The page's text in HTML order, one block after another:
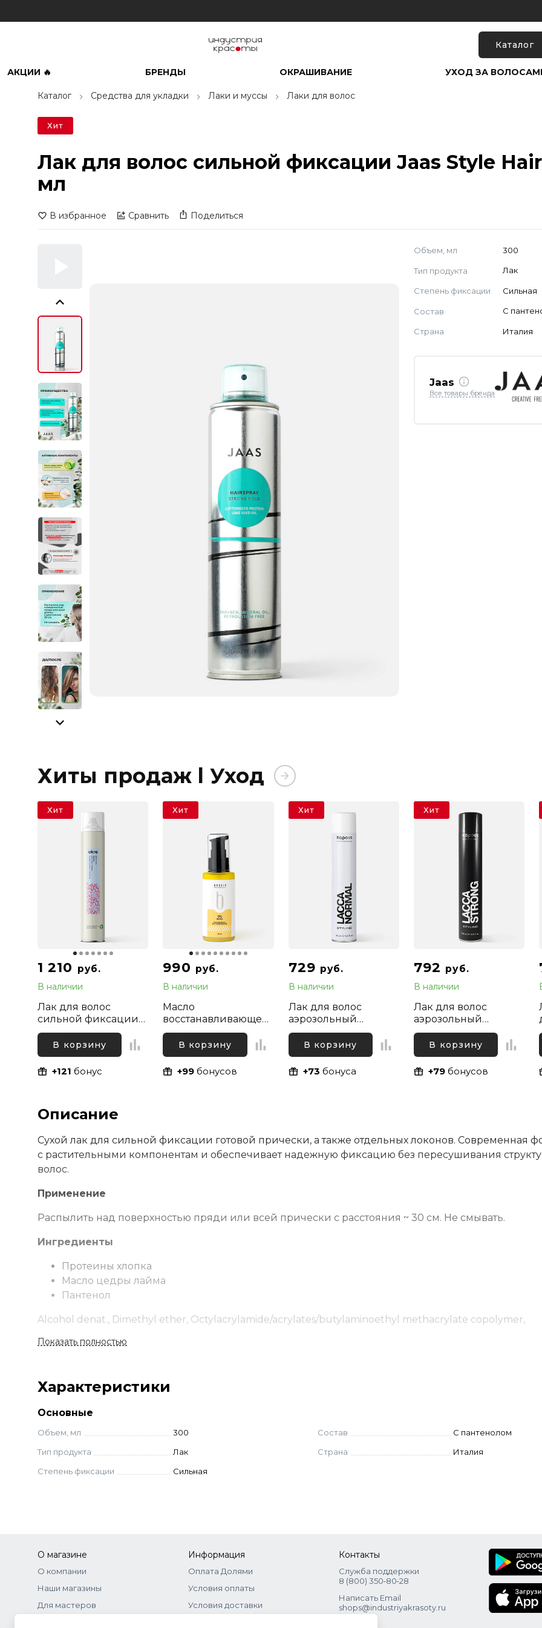
Каталог
АКЦИИ 🔥 БРЕНДЫ ОКРАШИВАНИЕ УХОД ЗА
Каталог Средства для укладки Лаки и муссы Лаки для волос
Хит
Лак для волос сильной фиксации Jaas Style
мл
В избранное Сравнить Поделиться
Объем, мл 300
Тип продукта Лак
Степень фиксации Сильная
Состав C
Страна Италия
Jaas
Все товары бренда
Хиты продаж l Уход
1 210 руб.
В наличии
Лак для волос
сильной фиксации
Ekre Project Extra
Strong Fix Elysium,
500 мл
В корзину
+121 бонус
Хит
990 руб.
В наличии
Масло
восстанавливающее
для сухих и
поврежденных волос
Bravia Oil Hair Repair,
50 мл
В корзину
+99 бонусов
Хит
729 руб.
В наличии
Лак для волос
аэрозольный
нормальной
фиксации Kapous
Professional, 500 мл
В корзину
+73 бонуса
Хит
792 руб.
В наличии
Лак для волос
аэрозольный
сильной фиксации
Kapous Professional,
500 мл
В корзину
+79бонусов
Хит
Описание
Сухой лак для сильной фиксации готовой прически, а также отдельных локонов. Современная
с растительными компонентам и обеспечивает надежную фиксацию без пересушивания
волос.
Применение
Распылить над поверхностью пряди или всей прически с расстояния ~ 30 см. Не смывать.
Ингредиенты
Протеины хлопка
Масло цедры лайма
Пантенол
Alcohol denat., Dimethyl ether, Octylacrylamide/acrylates/butylaminoethyl methacrylate copolymer,
Citrus aurantifolia (Lime) seed oil, Hydrolyzed cottonseed protein, Aqua [Water]
Показать полностью
Характеристики
Основные
Объем, мл
300
Тип продукта
Лак
Степень фиксации
Сильная
Состав
C пантенолом
Страна
Италия
О магазине
О компании
Наши магазины
Для мастеров
Информация
Оплата Долями
Условия оплаты
Условия доставки
Контакты
Служба поддержки
8 (800) 350‑80‑28
Написать Email
shops@industriyakrasoty.ru